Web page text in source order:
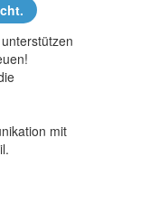
mit